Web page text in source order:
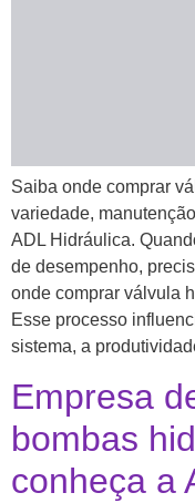
Saiba onde comprar
variedade,
ADL Hidráulica.
de desempenho,
onde comprar válvula
Esse processo
sistema, a
Empresa
bombas
conheça a